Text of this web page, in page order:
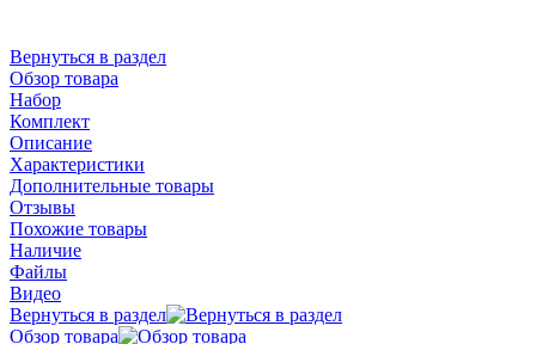
Вернуться в раздел
Обзор товара
Набор
Комплект
Описание
Характеристики
Дополнительные товары
Отзывы
Похожие товары
Наличие
Файлы
Видео
Вернуться в раздел
Обзор товара